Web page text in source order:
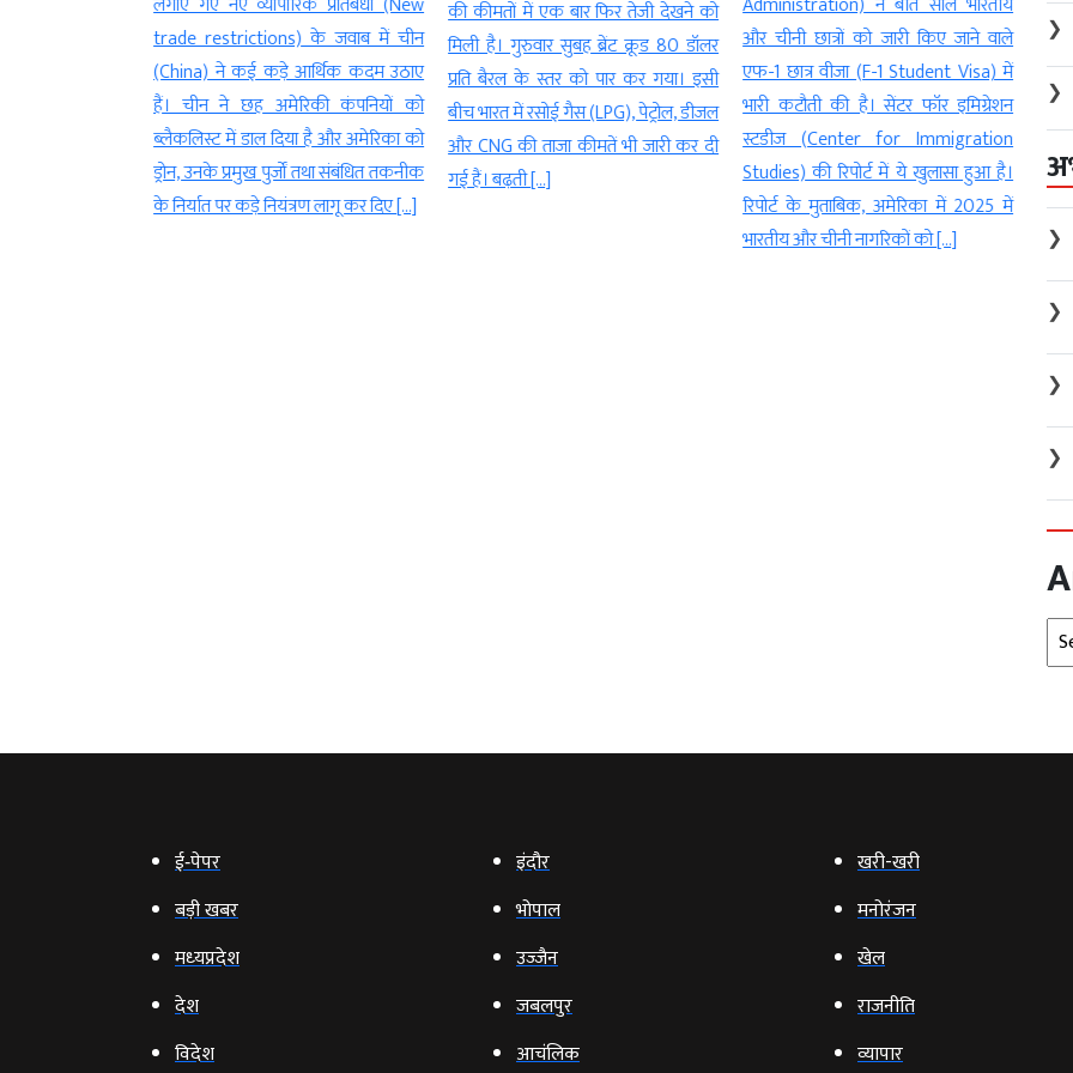
trade restrictions) के जवाब में चीन
(China) ने कई कड़े आर्थिक कदम उठाए
हैं। चीन ने छह अमेरिकी कंपनियों को
ब्लैकलिस्ट में डाल दिया है और अमेरिका को
ड्रोन, उनके प्रमुख पुर्जों तथा संबंधित तकनीक
के निर्यात पर कड़े नियंत्रण लागू कर दिए […]
की कीमतों में एक बार फिर तेजी देखने को
मिली है। गुरुवार सुबह ब्रेंट क्रूड 80 डॉलर
प्रति बैरल के स्तर को पार कर गया। इसी
बीच भारत में रसोई गैस (LPG), पेट्रोल, डीजल
और CNG की ताजा कीमतें भी जारी कर दी
गई हैं। बढ़ती […]
और चीनी छात्रों को जारी किए जाने वाले
एफ-1 छात्र वीजा (F-1 Student Visa) में
भारी कटौती की है। सेंटर फॉर इमिग्रेशन
स्टडीज (Center for Immigration
Studies) की रिपोर्ट में ये खुलासा हुआ है।
रिपोर्ट के मुताबिक, अमेरिका में 2025 में
भारतीय और चीनी नागरिकों को […]
पेश
और
❯
❯
❯
❯
❯
❯
ई‑पेपर
बड़ी खबर
मध्‍यप्रदेश
देश
विदेश
इंदौर
भोपाल
उज्‍जैन
जबलपुर
आचंलिक
खरी-खरी
मनोरंजन
खेल
राजनीति
व्‍यापार